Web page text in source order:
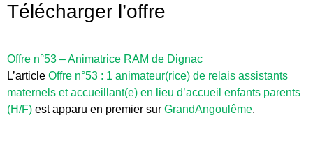
Télécharger l’offre
Offre n°53 – Animatrice RAM de Dignac
L’article Offre n°53 : 1 animateur(rice) de relais assistants
maternels et accueillant(e) en lieu d’accueil enfants parents
(H/F) est apparu en premier sur GrandAngoulême.